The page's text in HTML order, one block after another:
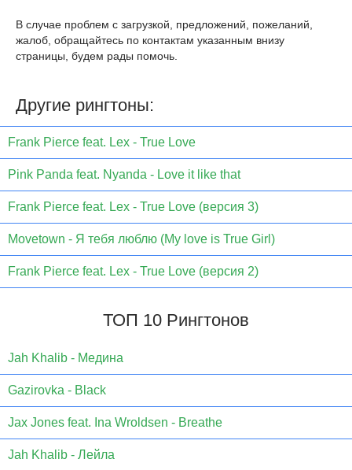
В случае проблем с загрузкой, предложений, пожеланий,
жалоб, обращайтесь по контактам указанным внизу
страницы, будем рады помочь.
Другие рингтоны:
Frank Pierce feat. Lex - True Love
Pink Panda feat. Nyanda - Love it like that
Frank Pierce feat. Lex - True Love (версия 3)
Movetown - Я тебя люблю (My love is True Girl)
Frank Pierce feat. Lex - True Love (версия 2)
ТОП 10 Рингтонов
Jаh Khаlib - Медина
Gazirovka - Black
Jax Jones feat. Ina Wroldsen - Breathe
Jah Khalib - Лейла